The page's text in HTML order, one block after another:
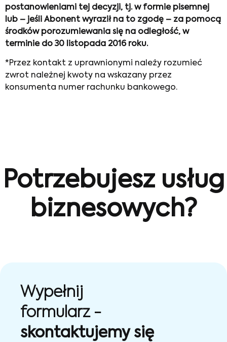
postanowieniami tej decyzji, tj. w formie pisemnej
lub – jeśli Abonent wyraził na to zgodę – za pomocą
środków porozumiewania się na odległość, w
terminie do 30 listopada 2016 roku.
*Przez kontakt z uprawnionymi należy rozumieć
zwrot należnej kwoty na wskazany przez
konsumenta numer rachunku bankowego.
Potrzebujesz usług
biznesowych?
Wypełnij
formularz -
skontaktujemy się